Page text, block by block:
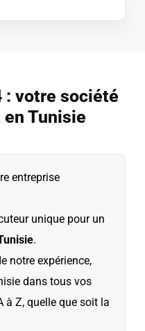
: votre société
Tunisie
entreprise
unique pour un
.
notre expérience,
dans tous vos
à Z, quelle que soit la